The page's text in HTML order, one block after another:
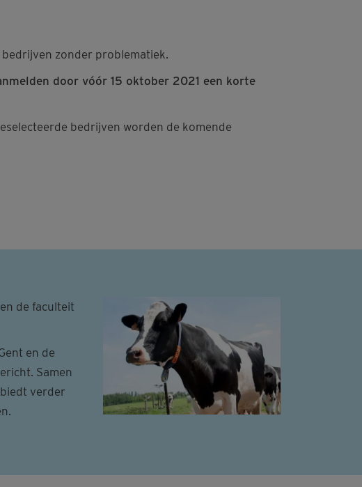
bedrijven zonder problematiek.
door vóór 15 oktober 2021 een korte
bedrijven worden de komende
de faculteit
en de
Samen
verder